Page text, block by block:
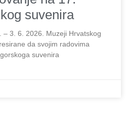
suvenira
– 3. 6. 2026. Muzeji Hrvatskog
da svojim radovima
suvenira